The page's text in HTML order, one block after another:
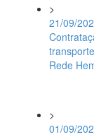
>
21/09/
Rede
>
01/09/